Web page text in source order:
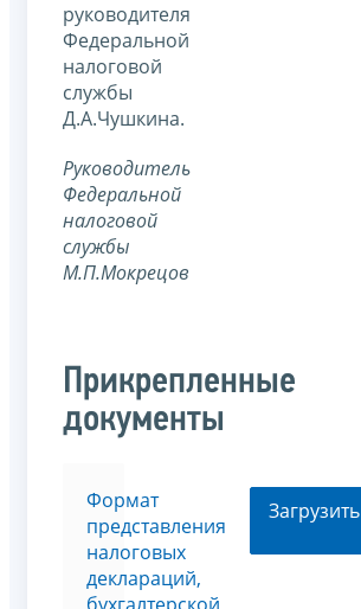
руководителя
Федеральной
налоговой
службы
Д.А.Чушкина.
Руководитель
Федеральной
налоговой
службы
М.П.Мокрецов
Прикрепленные
документы
Формат
представления
налоговых
деклараций,
Загрузить